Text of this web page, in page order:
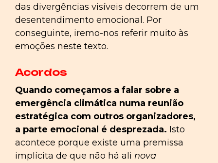
das divergências visíveis decorrem de um
desentendimento emocional. Por
conseguinte, iremo-nos referir muito às
emoções neste texto.
Acordos
Quando começamos a falar sobre a
emergência climática numa reunião
estratégica com outros organizadores,
a parte emocional é desprezada. Isto
acontece porque existe uma premissa
implícita de que não há ali nova